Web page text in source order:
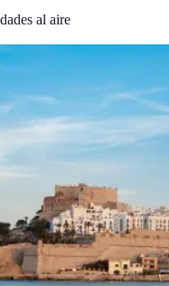
al aire